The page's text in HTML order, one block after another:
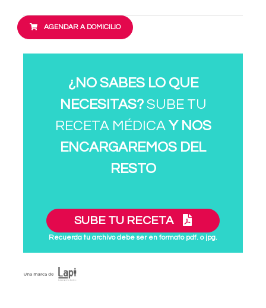
AGENDAR A DOMICILIO
¿NO SABES LO QUE
NECESITAS?SUBE TU
RECETA MÉDICA Y NOS
ENCARGAREMOS DEL
RESTO
SUBE TU RECETA
Recuerda tu archivo debe ser en formato pdf. o jpg.